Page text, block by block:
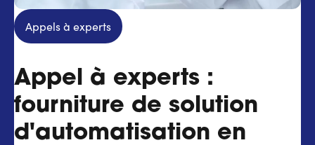
Services adhérents
Top
Fournisseurs
Recrutement
Appels à experts
Appel à experts :
fourniture de solution
d'automatisation en